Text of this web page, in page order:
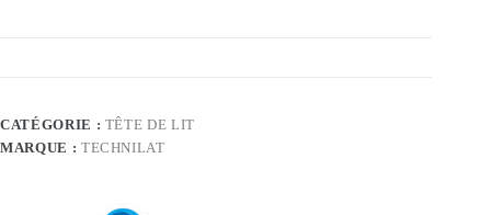
CATÉGORIE : TÊTE DE LIT
MARQUE : TECHNILAT